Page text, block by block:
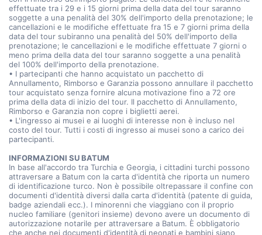
effettuate tra i 29 e i 15 giorni prima della data del tour saranno
soggette a una penalità del 30% dell'importo della prenotazione; le
cancellazioni e le modifiche effettuate fra 15 e 7 giorni prima della
data del tour subiranno una penalità del 50% dell'importo della
prenotazione; le cancellazioni e le modifiche effettuate 7 giorni o
meno prima della data del tour saranno soggette a una penalità
del 100% dell'importo della prenotazione.
• I partecipanti che hanno acquistato un pacchetto di
Annullamento, Rimborso e Garanzia possono annullare il pacchetto
tour acquistato senza fornire alcuna motivazione fino a 72 ore
prima della data di inizio del tour. Il pacchetto di Annullamento,
Rimborso e Garanzia non copre i biglietti aerei.
• L'ingresso ai musei e ai luoghi di interesse non è incluso nel
costo del tour. Tutti i costi di ingresso ai musei sono a carico dei
partecipanti.
INFORMAZIONI SU BATUM
In base all'accordo tra Turchia e Georgia, i cittadini turchi possono
attraversare a Batum con la carta d'identità che riporta un numero
di identificazione turco. Non è possibile oltrepassare il confine con
documenti d'identità diversi dalla carta d'identità (patente di guida,
badge aziendali ecc.). I minorenni che viaggiano con il proprio
nucleo familiare (genitori insieme) devono avere un documento di
autorizzazione notarile per attraversare a Batum. È obbligatorio
che anche nei documenti d'identità di neonati e bambini siano